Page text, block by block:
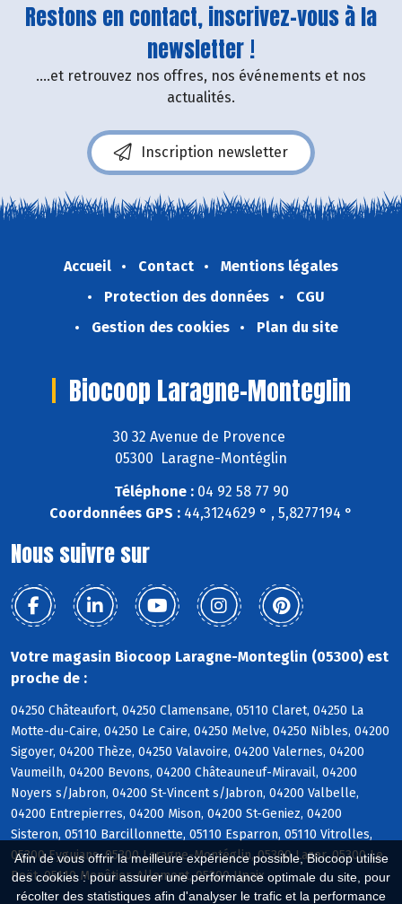
Afin de vous offrir la meilleure expérience possible, Biocoop utilise
des cookies : pour assurer une performance optimale du site, pour
récolter des statistiques afin d'analyser le trafic et la performance
Restons en contact, inscrivez-vous à la
newsletter !
....et retrouvez nos offres, nos événements et nos
actualités.
Inscription newsletter
Accueil Contact
Mentions légales
Protection des données
CGU
Gestion des cookies
Plan du site
Biocoop Laragne-Monteglin
30 32 Avenue de Provence
05300 Laragne-Montéglin
Téléphone :04 92 58 77 90
Coordonnées GPS : 44,3124629 ° , 5,8277194 °
Nous suivre sur
Votre magasin Biocoop Laragne-Monteglin (05300) est
proche de :
04250 Châteaufort, 04250 Clamensane, 05110 Claret, 04250 La
Motte-du-Caire, 04250 Le Caire, 04250 Melve, 04250 Nibles, 04200
Sigoyer, 04200 Thèze, 04250 Valavoire, 04200 Valernes, 04200
Vaumeilh, 04200 Bevons, 04200 Châteauneuf-Miravail, 04200
Noyers s/Jabron, 04200 St-Vincent s/Jabron, 04200 Valbelle,
04200 Entrepierres, 04200 Mison, 04200 St-Geniez, 04200
Sisteron, 05110 Barcillonnette, 05110 Esparron, 05110 Vitrolles,
05300 Eyguians, 05300 Laragne-Montéglin, 05300 Lazer, 05300 Le
Poët, 05110 Monêtier-Allemont, 05300 Upaix